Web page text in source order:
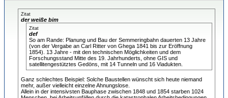
Zitat
der weiße bim
Zitat
def
So am Rande: Planung und Bau der Semmeringbahn dauerten 13 Jahre
(von der Vergabe an Carl Ritter von Ghega 1841 bis zur Eröffnung
1854). 13 Jahre - mit den technischen Möglichkeiten und dem
Forschungsstand Mitte des 19. Jahrhunderts, ohne GIS und
satellitengestütztes Gedöns, mit 14 Tunneln und 16 Viadukten.
Ganz schlechtes Beispiel: Solche Baustellen wünscht sich heute niemand
mehr, außer vielleicht einzelne Ahnungslose.
Allein in der intensivsten Bauphase zwischen 1848 und 1854 starben 1024